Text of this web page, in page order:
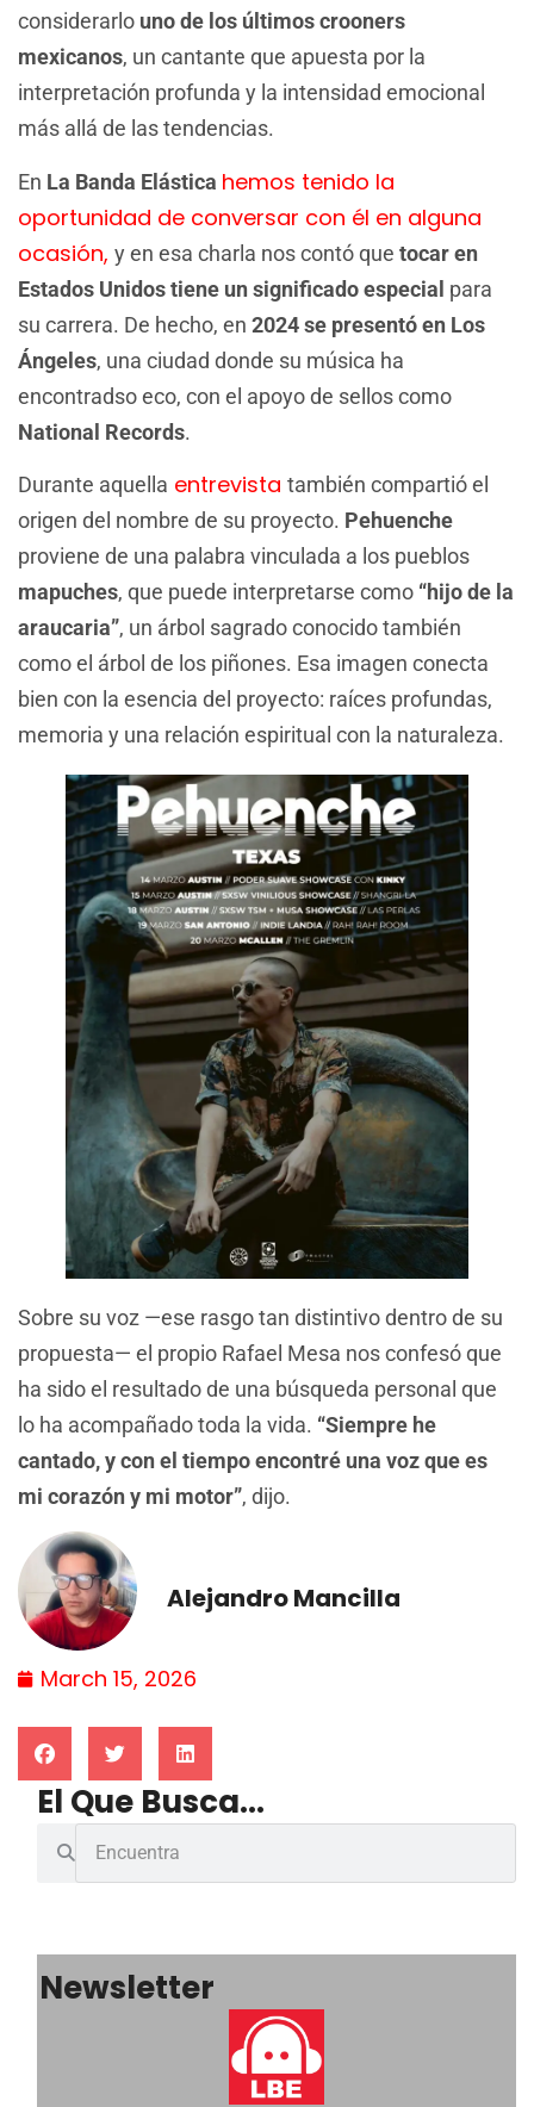
considerarlo uno de los últimos crooners
mexicanos, un cantante que apuesta por la
interpretación profunda y la intensidad emocional
más allá de las tendencias.
En La Banda Elástica hemos tenido la
oportunidad de conversar con él en alguna
ocasión, y en esa charla nos contó que tocar en
Estados Unidos tiene un significado especial para
su carrera. De hecho, en 2024 se presentó en Los
Ángeles, una ciudad donde su música ha
encontradso eco, con el apoyo de sellos como
National Records.
Durante aquella entrevista también compartió el
origen del nombre de su proyecto. Pehuenche
proviene de una palabra vinculada a los pueblos
mapuches, que puede interpretarse como “hijo de la
araucaria”, un árbol sagrado conocido también
como el árbol de los piñones. Esa imagen conecta
bien con la esencia del proyecto: raíces profundas,
memoria y una relación espiritual con la naturaleza.
Sobre su voz —ese rasgo tan distintivo dentro de su
propuesta— el propio Rafael Mesa nos confesó que
ha sido el resultado de una búsqueda personal que
lo ha acompañado toda la vida. “Siempre he
cantado, y con el tiempo encontré una voz que es
mi corazón y mi motor”, dijo.
Alejandro Mancilla
March 15, 2026
El Que Busca...
Newsletter